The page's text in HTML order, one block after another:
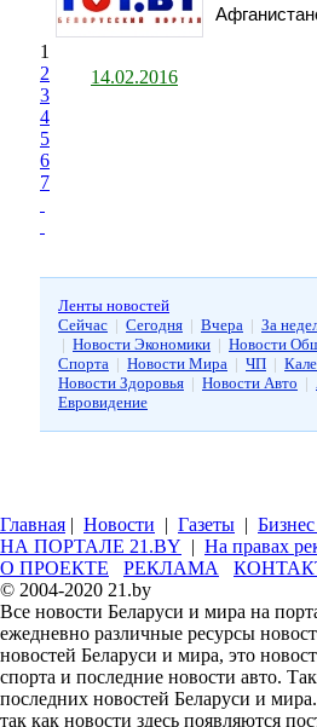
1
2
3
4
5
6
7
14.02.2016
Ленты новостей
Сейчас | Сегодня | Вчера | За
| Новости Экономики | Новости
Спорта | Новости Мира | ЧП |
Новости Здоровья | Новости Авто |
Евровидение
Главная | Новости | Газеты |
НА ПОРТАЛЕ 21.BY | На правах
О ПРОЕКТЕ
РЕКЛАМА
© 2004-2020 21.by
Все новости Беларуси и мира на
ежедневно различные ресурсы
новостей Беларуси и мира, это
спорта и последние новости авто.
последних новостей Беларуси и
так как новости здесь появляются